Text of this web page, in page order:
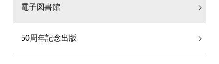
電子図書館
50周年記念出版